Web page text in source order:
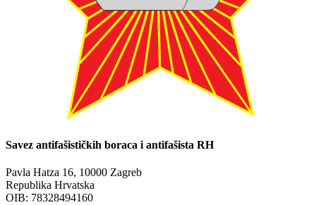
Savez antifašističkih boraca i antifašista RH
Pavla Hatza 16, 10000 Zagreb
Republika Hrvatska
OIB: 78328494160